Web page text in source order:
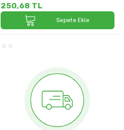
250,68TL
Sepete Ekle